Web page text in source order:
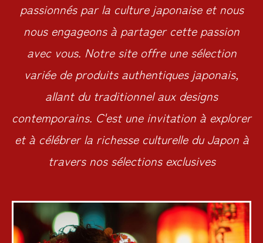
passionnés par la culture japonaise et nous
nous engageons à partager cette passion
avec vous. Notre site offre une sélection
variée de produits authentiques japonais,
allant du traditionnel aux designs
contemporains. C'est une invitation à explorer
et à célébrer la richesse culturelle du Japon à
travers nos sélections exclusives